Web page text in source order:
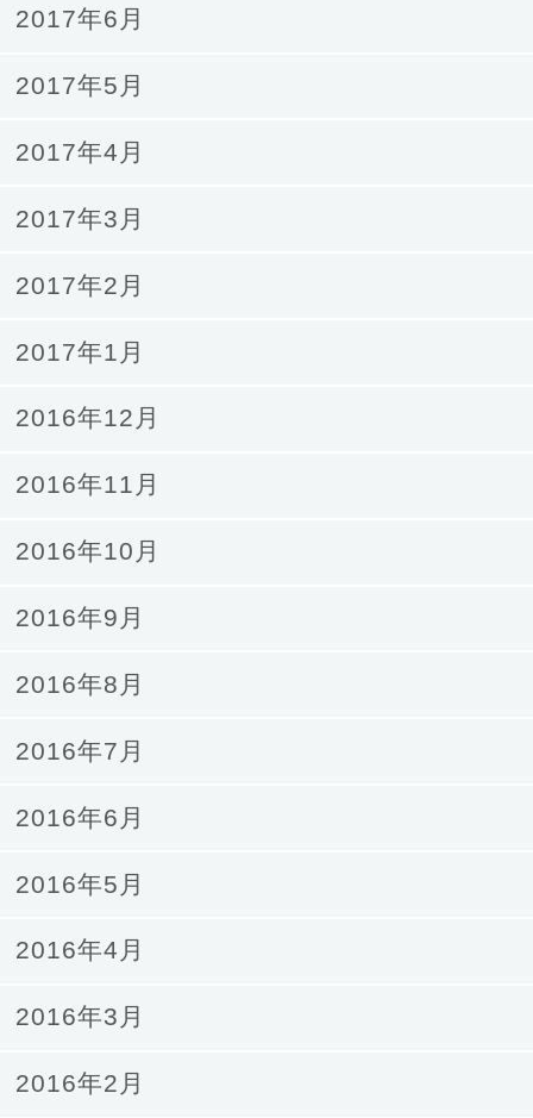
2017年6月
2017年5月
2017年4月
2017年3月
2017年2月
2017年1月
2016年12月
2016年11月
2016年10月
2016年9月
2016年8月
2016年7月
2016年6月
2016年5月
2016年4月
2016年3月
2016年2月